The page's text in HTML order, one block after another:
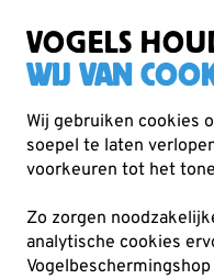
VOGELS
WIJ VAN
Wij gebruiken cookies
soepel te laten
voorkeuren tot het
Zo zorgen
analytische cookies
Voederhuisjes & -
5% KORTING